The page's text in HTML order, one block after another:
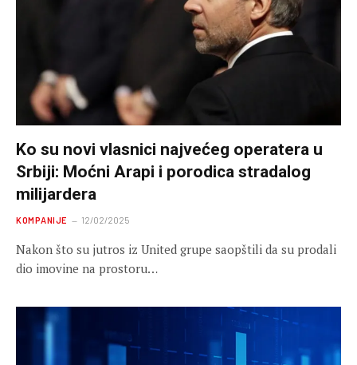
Ko su novi vlasnici najvećeg operatera u
Srbiji: Moćni Arapi i porodica stradalog
milijardera
KOMPANIJE 12/02/2025
Nakon što su jutros iz United grupe saopštili da su prodali
dio imovine na prostoru…